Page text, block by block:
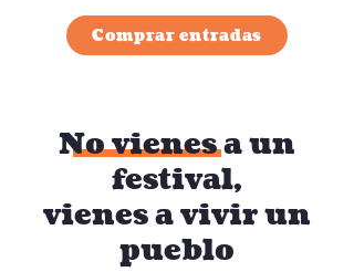
Comprar entradas
No vienes a un
festival,
vienes a vivir un
pueblo